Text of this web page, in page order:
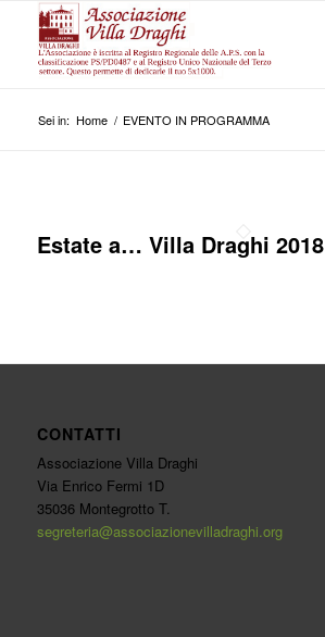
Sei in: Home / EVENTO IN PROGRAMMA
Estate a… Villa Draghi 2018
CONTATTI
Associazione Villa Draghi
Via Enrico Fermi 1D
35036 Montegrotto T.
segreteria@associazionevilladraghi.org